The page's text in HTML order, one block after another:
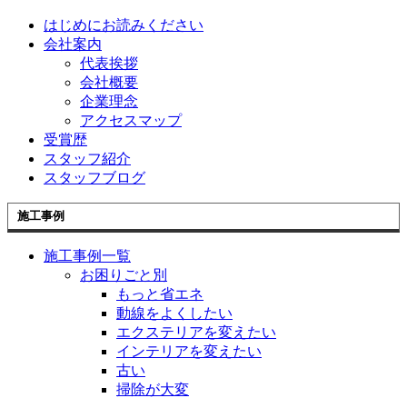
はじめにお読みください
会社案内
代表挨拶
会社概要
企業理念
アクセスマップ
受賞歴
スタッフ紹介
スタッフブログ
施工事例
施工事例一覧
お困りごと別
もっと省エネ
動線をよくしたい
エクステリアを変えたい
インテリアを変えたい
古い
掃除が大変